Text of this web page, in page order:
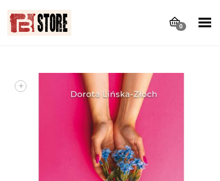
0
Toggle Menu
+